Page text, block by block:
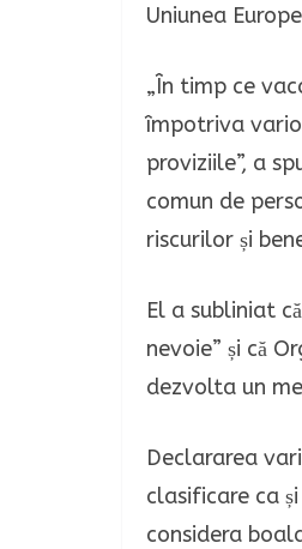
Uniunea
„În timp ce
împotriva
proviziile”, a
comun de
riscurilor și
El a subliniat
nevoie” și că
dezvolta un
Declararea
clasificare ca
considera